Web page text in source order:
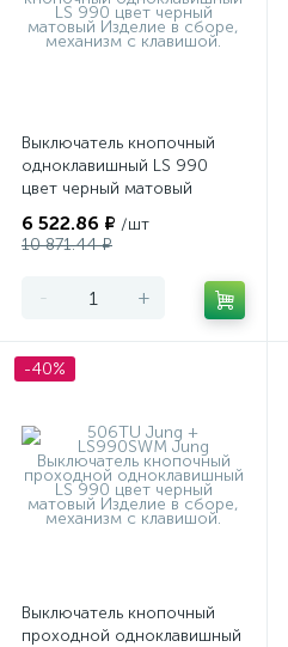
Выключатель кнопочный
одноклавишный LS 990
цвет черный матовый
6 522.86 ₽ /шт
10 871.44 ₽
- +
-40%
Выключатель кнопочный
проходной одноклавишный